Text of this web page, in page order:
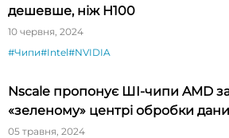
дешевше, ніж H100
10 червня, 2024
#Чипи#Intel#NVIDIA
Nscale пропонує ШІ-чипи AMD
«зеленому» центрі обробки
05 травня, 2024